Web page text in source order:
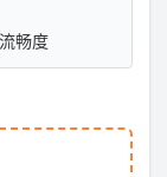
畅度